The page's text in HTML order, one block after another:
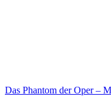
Das Phantom der Oper –